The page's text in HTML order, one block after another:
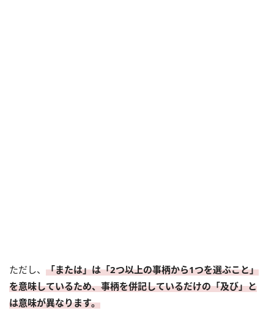
ただし、 「または」は「2つ以上の事柄から1つを選ぶこと」
を意味しているため、事柄を併記しているだけの「及び」と
は意味が異なります。